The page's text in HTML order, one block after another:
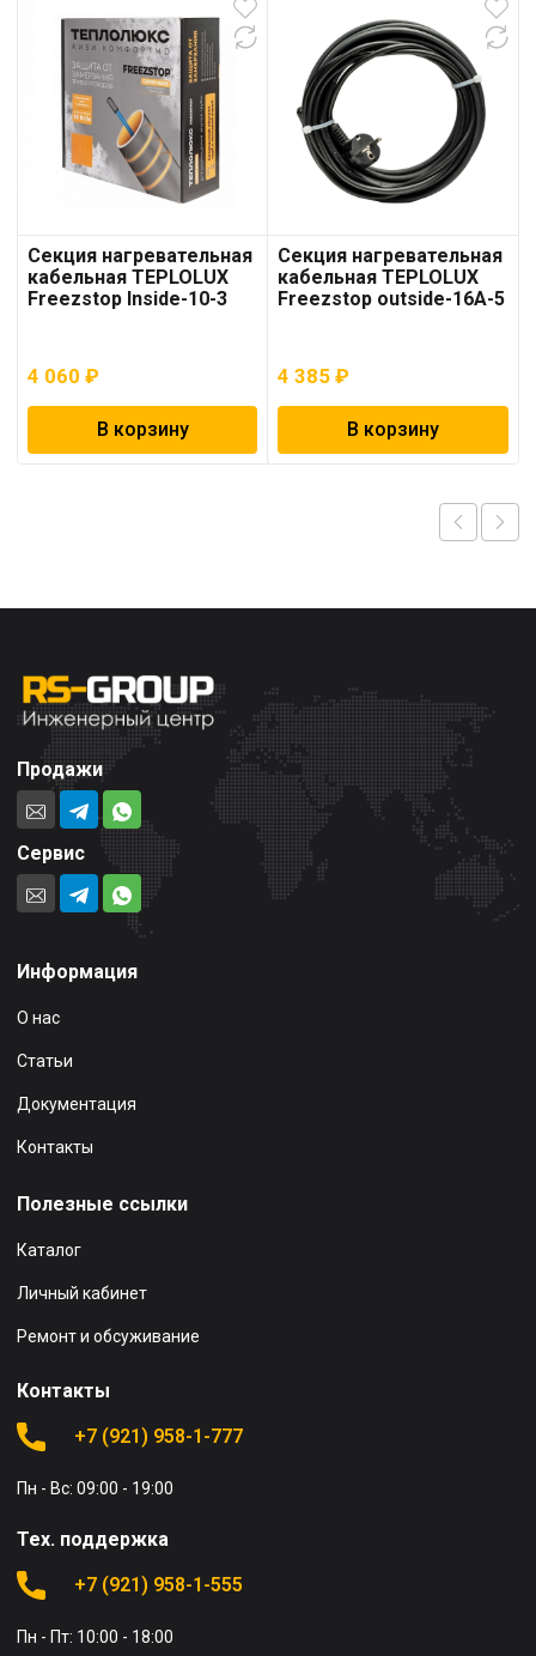
Секция нагревательная
кабельная TEPLOLUX
Freezstop Inside-10-3
4 060 ₽
В корзину
Секция нагревательная
кабельная TEPLOLUX
Freezstop outside-16A-5
4 385₽
В корзину
Продажи
Сервис
Информация
О нас
Статьи
Документация
Контакты
Полезные ссылки
Каталог
Личный кабинет
Ремонт и обсуживание
Контакты
+7 (921) 958-1-777
Пн - Вс: 09:00 - 19:00
Тех. поддержка
+7 (921) 958-1-555
Пн - Пт: 10:00 - 18:00